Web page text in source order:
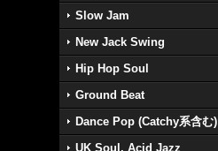
Slow Jam
New Jack Swing
Hip Hop Soul
Ground Beat
Dance Pop (Catchy系含む)
UK Soul, Acid Jazz